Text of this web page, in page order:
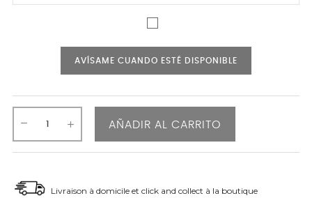
AVÍSAME CUANDO ESTÉ DISPONIBLE
AÑADIR AL CARRITO
Livraison à domicile et click and collect à la boutique